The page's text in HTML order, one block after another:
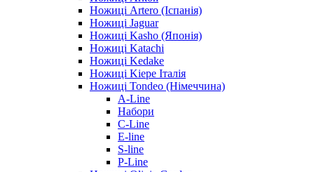
Ножиці Artero (Іспанія)
Ножиці Jaguar
Ножиці Kasho (Японія)
Ножиці Katachi
Ножиці Kedake
Ножиці Kiepe Італія
Ножиці Tondeo (Німеччина)
A-Line
Набори
C-Line
E-line
S-line
P-Line